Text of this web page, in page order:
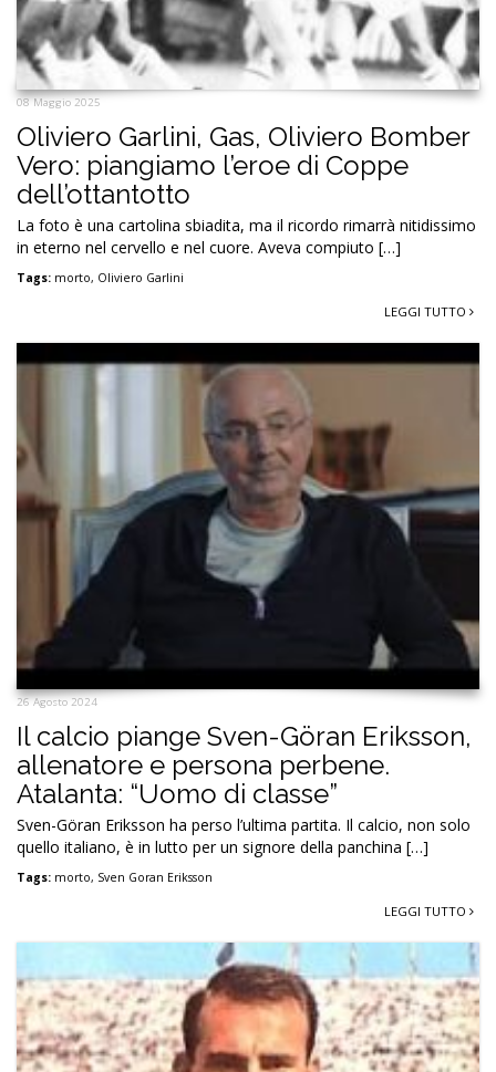
08 Maggio 2025
Oliviero Garlini, Gas, Oliviero Bomber
Vero: piangiamo l’eroe di Coppe
dell’ottantotto
La foto è una cartolina sbiadita, ma il ricordo rimarrà nitidissimo
in eterno nel cervello e nel cuore. Aveva compiuto […]
Tags: morto, Oliviero Garlini
LEGGI TUTTO
26 Agosto 2024
Il calcio piange Sven-Göran Eriksson,
allenatore e persona perbene.
Atalanta: “Uomo di classe”
Sven-Göran Eriksson ha perso l’ultima partita. Il calcio, non solo
quello italiano, è in lutto per un signore della panchina […]
Tags: morto, Sven Goran Eriksson
LEGGI TUTTO